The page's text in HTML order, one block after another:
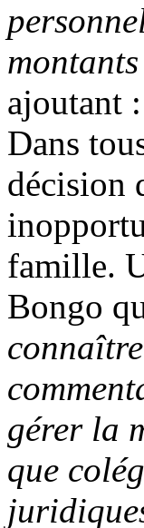
ajoutant :
Dans
décision
famille.
Bongo
gérer la
que